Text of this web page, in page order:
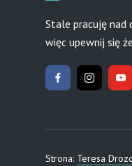
Stale pracuję nad
więc upewnij się
Strona: Teresa